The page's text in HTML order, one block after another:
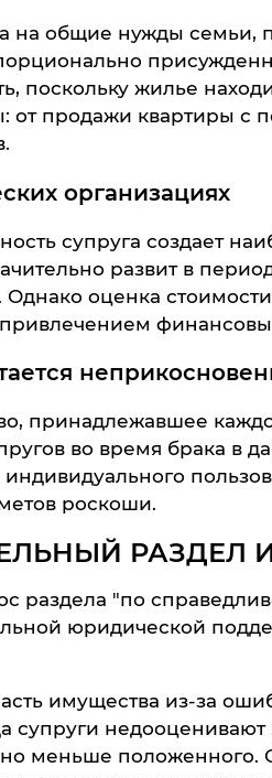
на общие нужды
поскольку жилье
от продажи квартиры с
организациях
супруга создает
развит в
оценка
принадлежавшее
во время брака в
роскоши.
РАЗДЕЛ
раздела "по
юридической
имущества из-за
супруги
меньше